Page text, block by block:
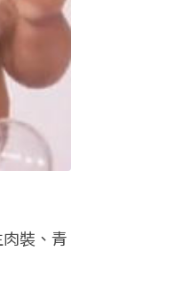
裝、青